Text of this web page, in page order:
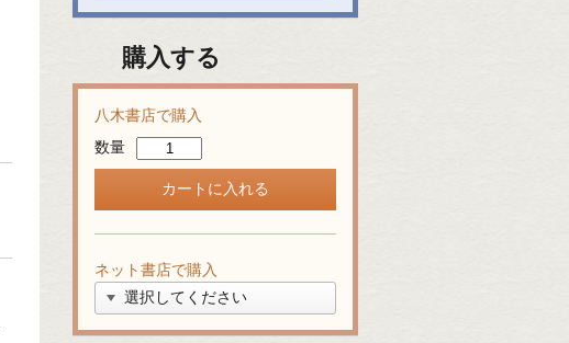
購入する
八木書店で購入
数量
ネット書店で購入